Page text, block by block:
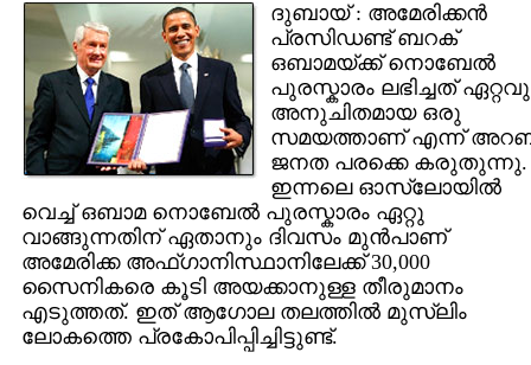
ദുബായ് : അമേരിക്കന്‍
പ്രസിഡണ്ട് ബറക്
ഒബാമയ്ക്ക് നൊബേല്‍
പുരസ്കാരം ലഭിച്ചത്
അനുചിതമായ ഒരു
സമയത്താണ് എന്ന്
ജനത പരക്കെ കരുതുന്നു.
ഇന്നലെ ഓസ്‌ലോയില്‍
വെച്ച് ഒബാമ നൊബേല്‍ പുരസ്കാരം ഏറ്റു
വാങ്ങുന്നതിന് ഏതാനും ദിവസം മുന്‍പാണ്
അമേരിക്ക അഫ്ഗാനിസ്ഥാനിലേക്ക് 30,000
സൈനികരെ കൂടി അയക്കാനുള്ള തീരുമാനം
എടുത്തത്. ഇത് ആഗോല തലത്തില്‍ മുസ്ലിം
ലോകത്തെ പ്രകോപിപ്പിച്ചിട്ടുണ്ട്.